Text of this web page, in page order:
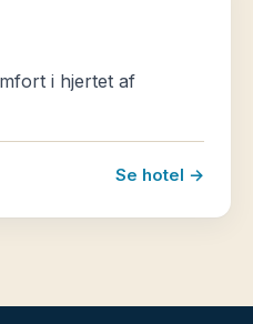
i hjertet af
Se hotel →